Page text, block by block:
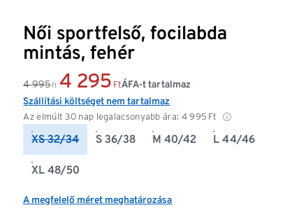
Női sportfelső, focilabda
mintás, fehér
4 995 Ft 4 295 Ft
Az elmúlt 30 nap legalacsonyabb ára: 4 995 Ft
ÁFA-t tartalmaz
Szállítási költséget nem tartalmaz
XS 32/34 S 36/38 M 40/42 L 44/46
XL 48/50
A megfelelő méret meghatározása